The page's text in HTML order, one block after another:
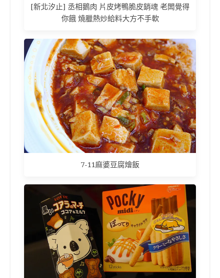
[新北汐止] 丞相鵝肉 片皮烤鴨脆皮銷魂 老闆覺得
你餓 燒臘熱炒給料大方不手軟
7-11麻婆豆腐燴飯